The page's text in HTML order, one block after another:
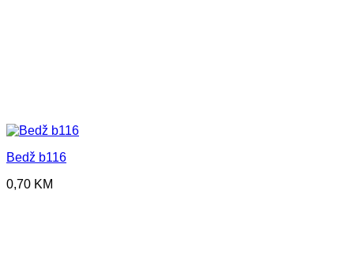
Bedž b116
0,70 KM